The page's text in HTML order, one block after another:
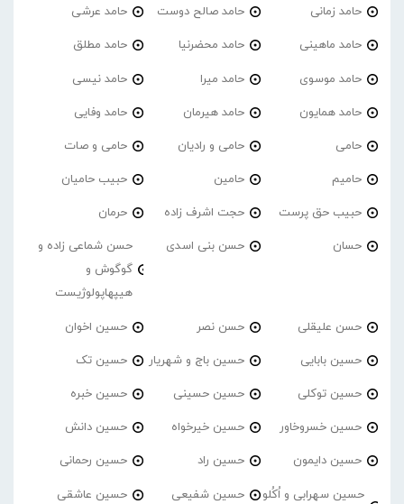
حامد زمانی حامد صالح دوست حامد عرشی
حامد ماهینی حامد محضرنیا حامد مطلق
حامد موسوی حامد میرا حامد نیسی
حامد همایون حامد هیرمان حامد وفایی
حامی حامی و رادیان حامی و صات
حامیم حامین حبیب حامیان
حبیب حق پرست حجت اشرف زاده حرمان
حسان حسن بنی اسدی
حسن شماعی زاده و
گوگوش و
هیپهاپولوژیست
حسن علیقلی حسن نصر حسین اخوان
حسین بابایی حسین باج و شهریار حسین تک
حسین توکلی حسین حسینی حسین خبره
حسین خسروخاور حسین خیرخواه حسین دانش
حسین دایمون حسین راد حسین رحمانی
حسین سهرابی و اُکُلو
حسین شفیعی حسین عاشقی